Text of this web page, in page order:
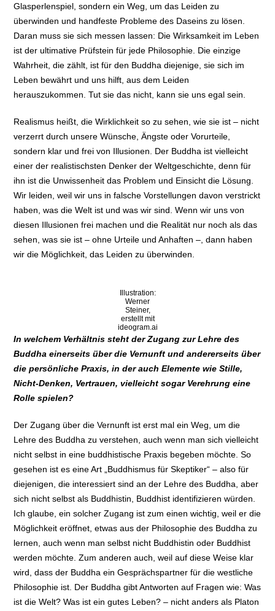
Glasperlenspiel, sondern ein Weg, um das Leiden zu
überwinden und handfeste Probleme des Daseins zu lösen.
Daran muss sie sich messen lassen: Die Wirksamkeit im Leben
ist der ultimative Prüfstein für jede Philosophie. Die einzige
Wahrheit, die zählt, ist für den Buddha diejenige, sie sich im
Leben bewährt und uns hilft, aus dem Leiden
herauszukommen. Tut sie das nicht, kann sie uns egal sein.
Realismus heißt, die Wirklichkeit so zu sehen, wie sie ist – nicht
verzerrt durch unsere Wünsche, Ängste oder Vorurteile,
sondern klar und frei von Illusionen. Der Buddha ist vielleicht
einer der realistischsten Denker der Weltgeschichte, denn für
ihn ist die Unwissenheit das Problem und Einsicht die Lösung.
Wir leiden, weil wir uns in falsche Vorstellungen davon verstrickt
haben, was die Welt ist und was wir sind. Wenn wir uns von
diesen Illusionen frei machen und die Realität nur noch als das
sehen, was sie ist – ohne Urteile und Anhaften –, dann haben
wir die Möglichkeit, das Leiden zu überwinden.
Illustration:
Werner
Steiner,
erstellt mit
ideogram.ai
In welchem Verhältnis steht der Zugang zur Lehre des
Buddha einerseits über die Vernunft und andererseits über
die persönliche Praxis, in der auch Elemente wie Stille,
Nicht-Denken, Vertrauen, vielleicht sogar Verehrung eine
Rolle spielen?
Der Zugang über die Vernunft ist erst mal ein Weg, um die
Lehre des Buddha zu verstehen, auch wenn man sich vielleicht
nicht selbst in eine buddhistische Praxis begeben möchte. So
gesehen ist es eine Art „Buddhismus für Skeptiker“ – also für
diejenigen, die interessiert sind an der Lehre des Buddha, aber
sich nicht selbst als Buddhistin, Buddhist identifizieren würden.
Ich glaube, ein solcher Zugang ist zum einen wichtig, weil er die
Möglichkeit eröffnet, etwas aus der Philosophie des Buddha zu
lernen, auch wenn man selbst nicht Buddhistin oder Buddhist
werden möchte. Zum anderen auch, weil auf diese Weise klar
wird, dass der Buddha ein Gesprächspartner für die westliche
Philosophie ist. Der Buddha gibt Antworten auf Fragen wie: Was
ist die Welt? Was ist ein gutes Leben? – nicht anders als Platon